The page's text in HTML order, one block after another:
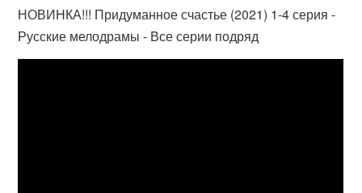
НОВИНКА!!! Придуманное счастье (2021) 1-4 серия -
Русские мелодрамы - Все серии подряд